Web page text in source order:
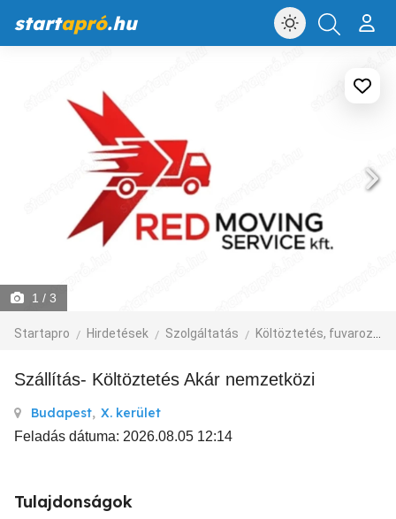
startapró.hu
1 / 3
Startapro Hirdetések Szolgáltatás Költöztetés, fuvarozás, járműbérlés
Szállítás- Költöztetés Akár nemzetközi
Budapest, X. kerület
Feladás dátuma: 2026.08.05 12:14
Tulajdonságok